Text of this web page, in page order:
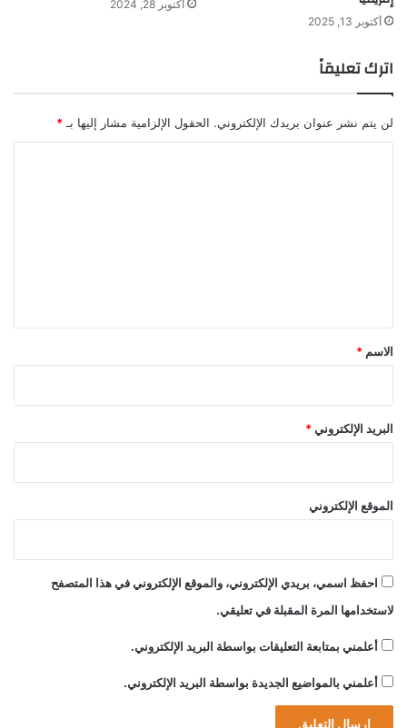
أكتوبر 13, 2025
أكتوبر 28, 2024
اترك تعليقاً
لن يتم نشر عنوان بريدك الإلكتروني. الحقول الإلزامية مشار إليها بـ *
*
الاسم *
البريد الإلكتروني *
الموقع الإلكتروني
احفظ اسمي، بريدي الإلكتروني، والموقع الإلكتروني في هذا المتصفح
لاستخدامها المرة المقبلة في تعليقي.
أعلمني بمتابعة التعليقات بواسطة البريد الإلكتروني.
أعلمني بالمواضيع الجديدة بواسطة البريد الإلكتروني.